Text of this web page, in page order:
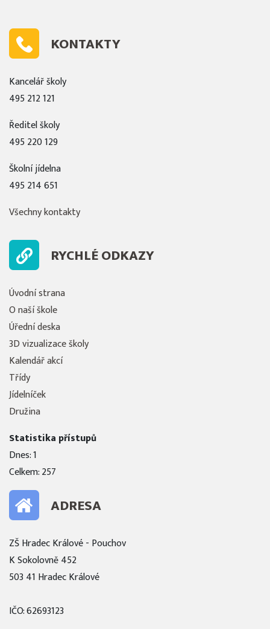
KONTAKTY
Kancelář školy
495 212 121
Ředitel školy
495 220 129
Školní jídelna
495 214 651
Všechny kontakty
RYCHLÉ ODKAZY
Úvodní strana
O naší škole
Úřední deska
3D vizualizace školy
Kalendář akcí
Třídy
Jídelníček
Družina
Statistika přístupů
Dnes: 1
Celkem: 257
ADRESA
ZŠ Hradec Králové - Pouchov
K Sokolovně 452
503 41 Hradec Králové
IČO: 62693123